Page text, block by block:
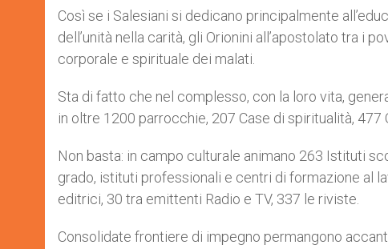
Così se i Salesiani si dedicano principalmente
dell’unità nella carità, gli Orionini all’apostolato tra i
corporale e spirituale dei malati.
Sta di fatto che nel complesso, con la loro vita,
in oltre 1200 parrocchie, 207 Case di spiritualità, 477
Non basta: in campo culturale animano 263 Istituti
grado, istituti professionali e centri di formazione al
editrici, 30 tra emittenti Radio e TV, 337 le riviste.
Consolidate frontiere di impegno permangono